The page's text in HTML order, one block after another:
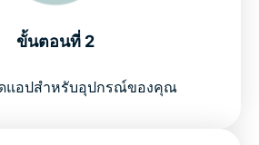
ขั้นตอนที่ 2
แอปสำหรับอุปกรณ์ของคุณ